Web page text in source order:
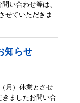
い合わせ等は、
せていただきま
知らせ
月）休業とさせ
ましたお問い合